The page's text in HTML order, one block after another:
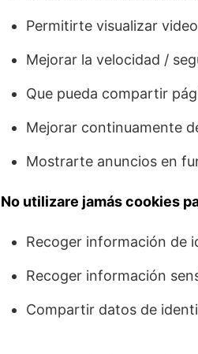
Permitirte visualizar
Mejorar la velocidad /
Que pueda compartir
Mejorar continuamente
Mostrarte anuncios en
No utilizare jamás cookies
Recoger información de
Recoger información
Compartir datos de